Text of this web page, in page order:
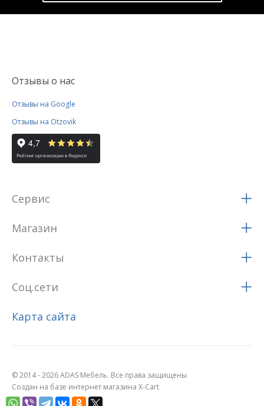
Отзывы о нас
Отзывы на Google
Отзывы на Otzovik
Сервис
Магазин
Контакты
Соц.сети
Карта сайта
© 2014 - 2026 ADAS Мебель. Все права защищены
Создан на базе интернет магазина X-Cart